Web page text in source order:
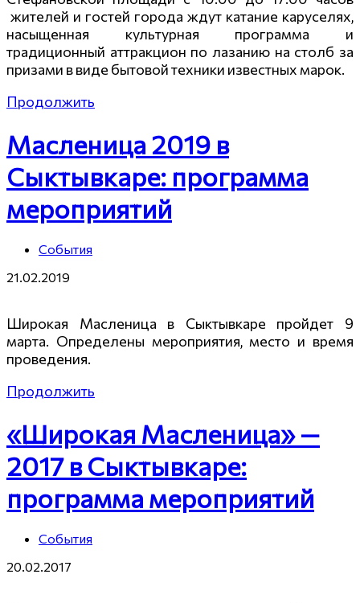
жителей и гостей города ждут катание каруселях,
насыщенная культурная программа и
традиционный аттракцион по лазанию на столб за
призами в виде бытовой техники известных марок.
Продолжить
Масленица 2019 в
Сыктывкаре: программа
мероприятий
События
21.02.2019
Широкая Масленица в Сыктывкаре пройдет 9
марта. Определены мероприятия, место и время
проведения.
Продолжить
«Широкая Масленица» —
2017 в Сыктывкаре:
программа мероприятий
События
20.02.2017